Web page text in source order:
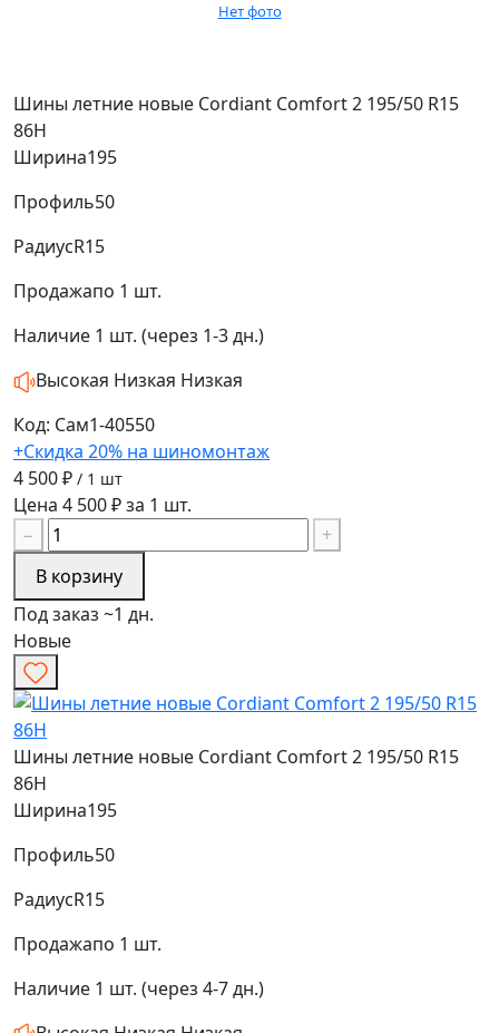
Нет фото
Шины летние новые Cordiant Comfort 2 195/50 R15
86H
Ширина195
Профиль50
РадиусR15
Продажапо 1 шт.
Наличие 1 шт. (через 1-3 дн.)
Высокая Низкая Низкая
Код: Сам1-40550
+Скидка 20% на шиномонтаж
4 500 ₽ / 1 шт
Цена 4 500 ₽ за 1 шт.
−
+
В корзину
Под заказ ~1 дн.
Новые
Шины летние новые Cordiant Comfort 2 195/50 R15
86H
Ширина195
Профиль50
РадиусR15
Продажапо 1 шт.
Наличие 1 шт. (через 4-7 дн.)